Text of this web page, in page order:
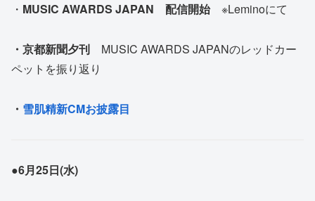
・ MUSIC AWARDS JAPAN 配信開始※Leminoにて
・京都新聞夕刊 MUSIC AWARDS JAPANのレッドカー
ペットを振り返り
・ 雪肌精新CMお披露目
●6月25日(水)